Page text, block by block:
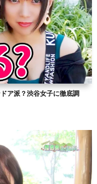
ア派？渋谷女子に徹底調